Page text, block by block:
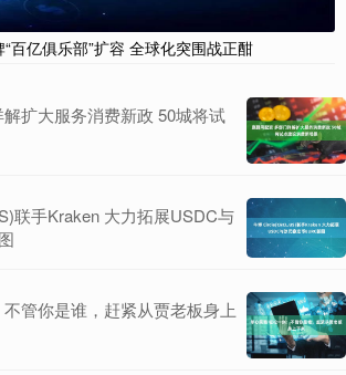
百亿俱乐部”扩容 全球化突围战正酣
扩大服务消费新政 50城将试
联手Kraken 大力拓展USDC与
管你是谁，赶紧从贾老板身上